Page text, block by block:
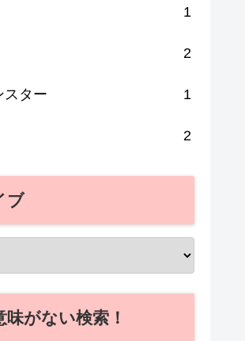
1
2
スター 1
2
ブ
味がない検索！